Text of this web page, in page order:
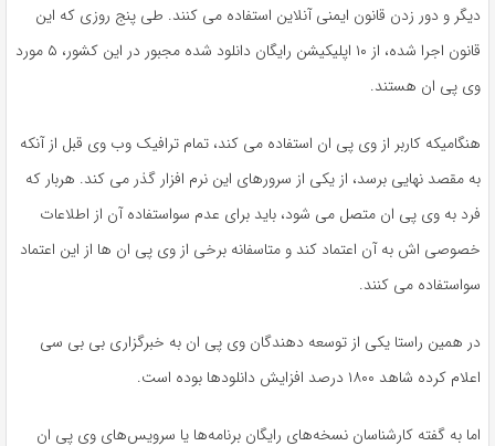
دیگر و دور زدن قانون ایمنی آنلاین استفاده می کنند. طی پنج روزی که این
قانون اجرا شده، از ۱۰ اپلیکیشن رایگان دانلود شده مجبور در این کشور، ۵ مورد
وی پی ان هستند.
هنگامیکه کاربر از وی پی ان استفاده می کند، تمام ترافیک وب وی قبل از آنکه
به مقصد نهایی برسد، از یکی از سرورهای این نرم افزار گذر می کند. هربار که
فرد به وی پی ان متصل می شود، باید برای عدم سواستفاده آن از اطلاعات
خصوصی اش به آن اعتماد کند و متاسفانه برخی از وی پی ان ها از این اعتماد
سواستفاده می کنند.
در همین راستا یکی از توسعه دهندگان وی پی ان به خبرگزاری بی بی سی
اعلام کرده شاهد ۱۸۰۰ درصد افزایش دانلودها بوده است.
اما به گفته کارشناسان نسخه‌های رایگان برنامه‌ها یا سرویس‌های وی پی ان